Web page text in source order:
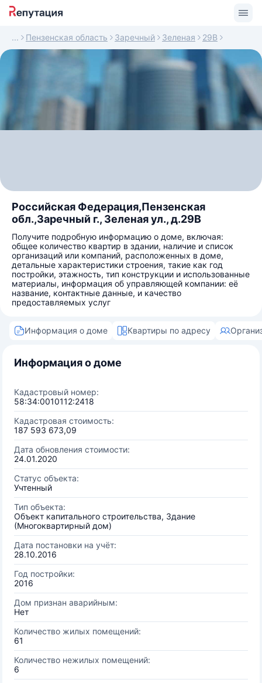
Пензенская область Заречный Зеленая 29В
Российская Федерация,Пензенская
обл.,Заречный г., Зеленая ул., д.29В
Получите подробную информацию о доме, включая:
общее количество квартир в здании, наличие и список
организаций или компаний, расположенных в доме,
детальные характеристики строения, такие как год
постройки, этажность, тип конструкции и использованные
материалы, информация об управляющей компании: её
название, контактные данные, и качество
предоставляемых услуг
Информация о доме Квартиры по адресу
Информация о доме
Кадастровый номер:
58:34:0010112:2418
Кадастровая стоимость:
187 593 673,09
Дата обновления стоимости:
24.01.2020
Статус объекта:
Учтенный
Тип объекта:
Объект капитального строительства, Здание
(Многоквартирный дом)
Дата постановки на учёт:
28.10.2016
Год постройки:
2016
Дом признан аварийным:
Нет
Количество жилых помещений:
61
Количество нежилых помещений:
6